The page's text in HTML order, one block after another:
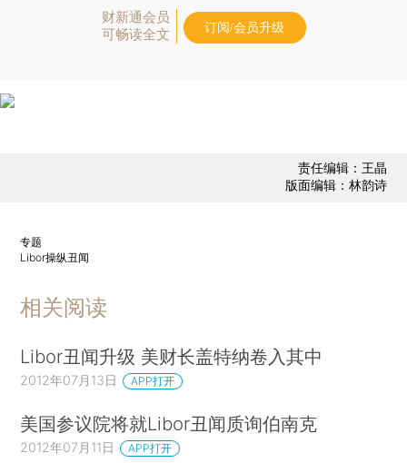
财新通会员
可畅读全文
订阅/会员升级
责任编辑：王晶
版面编辑：林韵诗
专题
Libor操纵丑闻
相关阅读
Libor丑闻升级 美财长盖特纳卷入其中
2012年07月13日 APP打开
美国参议院将就Libor丑闻质询伯南克
2012年07月11日 APP打开